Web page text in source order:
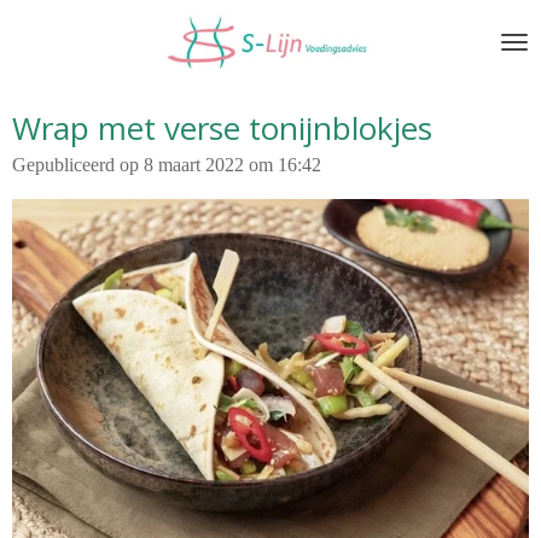
hoofdinhoud
Wrap met verse tonijnblokjes
Gepubliceerd op 8 maart 2022 om 16:42